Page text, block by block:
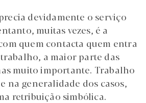
devidamente o serviço
muitas vezes, é a
quem contacta quem entra
a maior parte das
muito importante. Trabalho
na generalidade dos casos,
retribuição simbólica.